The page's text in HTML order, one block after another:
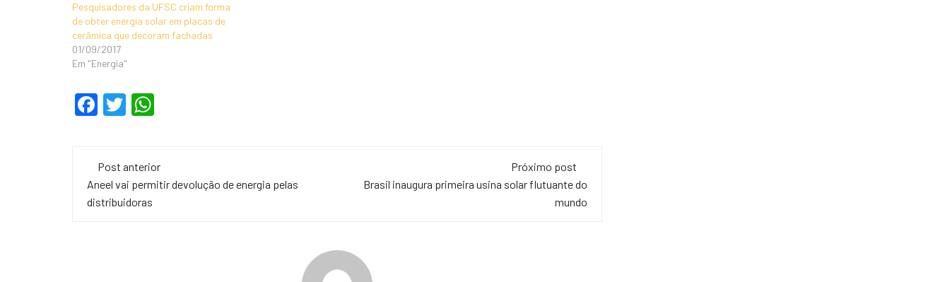
Pesquisadores da UFSC criam forma
de obter energia solar em placas de
cerâmica que decoram fachadas
01/09/2017
Em "Energia"
F
e
b
T
er s
A
Navegação
de
Post anterior
Aneel vai permitir devolução de energia pelas
distribuidoras
Próximo post
Brasil inaugura primeira usina solar flutuante do
mundo